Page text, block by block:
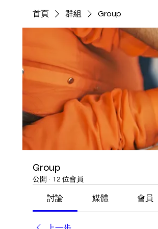
首頁 群組 Group
Group
公開 · 12 位會員
討論 媒體 會員